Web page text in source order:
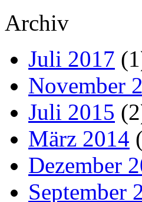
Archiv
Juli 2017
November
Juli 2015
März 2014
Dezember
September